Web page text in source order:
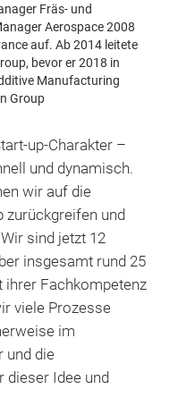
Fräs- und
Aerospace 2008
auf. Ab 2014 leitete
bevor er 2018 in
Manufacturing
Group
up-Charakter –
und dynamisch.
wir auf die
zurückgreifen und
sind jetzt 12
insgesamt rund 25
ihrer Fachkompetenz
viele Prozesse
im
und die
dieser Idee und